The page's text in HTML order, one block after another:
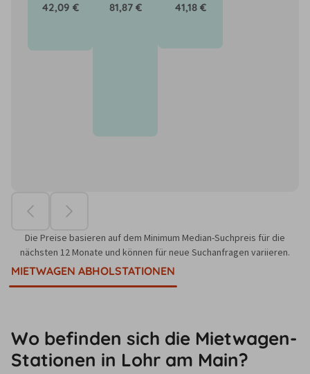
42,09 € 81,87 € 41,18 €
Die Preise basieren auf dem Minimum Median-Suchpreis für die
nächsten 12 Monate und können für neue Suchanfragen variieren.
MIETWAGEN ABHOLSTATIONEN
Wo befinden sich die Mietwagen-
Stationen in Lohr am Main?